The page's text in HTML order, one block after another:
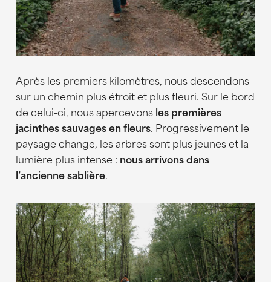
Après les premiers kilomètres, nous descendons
sur un chemin plus étroit et plus fleuri. Sur le bord
de celui-ci, nous apercevons les premières
jacinthes sauvages en fleurs. Progressivement le
paysage change, les arbres sont plus jeunes et la
lumière plus intense : nous arrivons dans
l’ancienne sablière.